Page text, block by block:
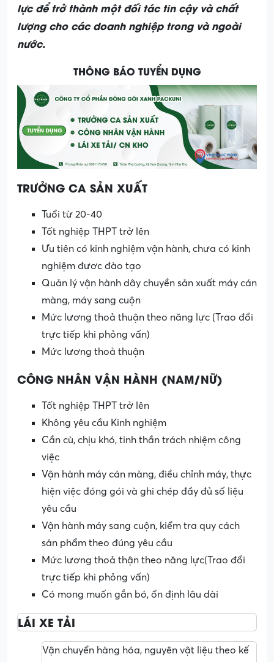
lực để trở thành một đối tác tin cậy và chất
lượng cho các doanh nghiệp trong và ngoài
nước.
THÔNG BÁO TUYỂN DỤNG
TRƯỞNG CA SẢN XUẤT
Tuổi từ 20-40
Tốt nghiệp THPT trở lên
Ưu tiên có kinh nghiệm vận hành, chưa có kinh
nghiệm đươc đào tạo
Quản lý vận hành dây chuyền sản xuất máy cán
màng, máy sang cuộn
Mức lương thoả thuận theo năng lực (Trao đổi
trực tiếp khi phỏng vấn)
Mức lương thoả thuận
CÔNG NHÂN VẬN HÀNH (NAM/NỮ)
Tốt nghiệp THPT trở lên
Không yêu cầu Kinh nghiệm
Cần cù, chịu khó, tinh thần trách nhiệm công
việc
Vận hành máy cán màng, điều chỉnh máy, thực
hiện việc đóng gói và ghi chép đầy đủ số liệu
yêu cầu
Vận hành máy sang cuộn, kiểm tra quy cách
sản phẩm theo đúng yêu cầu
Mức lương thoả thận theo năng lực(Trao đổi
trực tiếp khi phỏng vấn)
Có mong muốn gắn bó, ổn định lâu dài
LÁI XE TẢI
Vận chuyển hàng hóa, nguyên vật liệu theo kế